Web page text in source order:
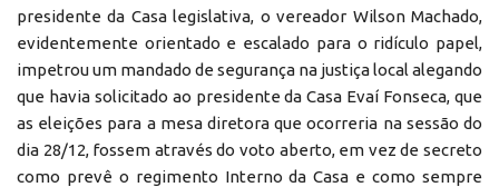
presidente da Casa legislativa, o vereador Wilson Machado,
evidentemente orientado e escalado para o ridículo papel,
impetrou um mandado de segurança na justiça local alegando
que havia solicitado ao presidente da Casa Evaí Fonseca, que
as eleições para a mesa diretora que ocorreria na sessão do
dia 28/12, fossem através do voto aberto, em vez de secreto
como prevê o regimento Interno da Casa e como sempre